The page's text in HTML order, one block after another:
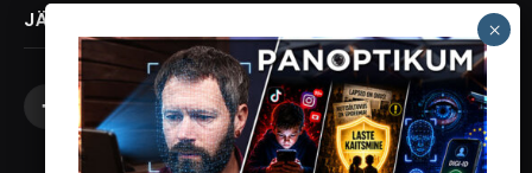
JÄLGI SOTSIAALMEEDIAS
Facebook
X
(Twitter)
InstagramYouTubeTelegram